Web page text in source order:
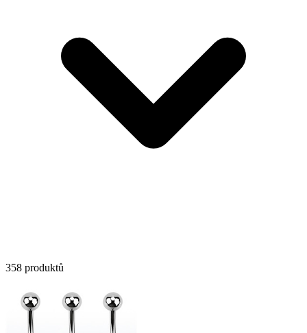
358 produktů